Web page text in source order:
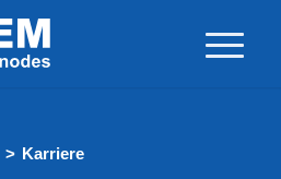
> Karriere